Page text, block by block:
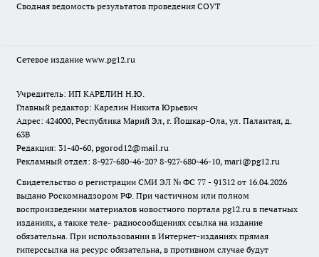
Сводная ведомость результатов проведения СОУТ
Сетевое издание www.pg12.ru
Учредитель: ИП КАРЕЛИН Н.Ю.
Главный редактор: Карелин Никита Юрьевич
Адрес: 424000, Республика Марий Эл, г. Йошкар-Ола, ул. Палантая, д.
63В
Редакция: 31-40-60, pgorod12@mail.ru
Рекламный отдел: 8-927-680-46-20? 8-927-680-46-10, mari@pg12.ru
Свидетельство о регистрации СМИ ЭЛ № ФС 77 - 91312 от 16.04.2026
выдано Роскомнадзором РФ. При частичном или полном
воспроизведении материалов новостного портала pg12.ru в печатных
изданиях, а также теле- радиосообщениях ссылка на издание
обязательна. При использовании в Интернет-изданиях прямая
гиперссылка на ресурс обязательна, в противном случае будут